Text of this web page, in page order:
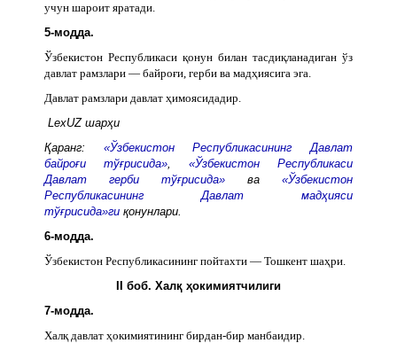
учун шароит яратади.
5-модда.
Ўзбекистон Республикаси қонун билан тасдиқланадиган ўз
давлат рамзлари — байроғи, герби ва мадҳиясига эга.
Давлат рамзлари давлат ҳимоясидадир.
LexUZ шарҳи
Қаранг: «Ўзбекистон Республикасининг Давлат
байроғи тўғрисида», «Ўзбекистон Республикаси
Давлат герби тўғрисида» ва «Ўзбекистон
Республикасининг Давлат мадҳияси
тўғрисида»ги қонунлари.
6-модда.
Ўзбекистон Республикасининг пойтахти — Тошкент шаҳри.
II боб. Халқ ҳокимиятчилиги
7-модда.
Халқ давлат ҳокимиятининг бирдан-бир манбаидир.